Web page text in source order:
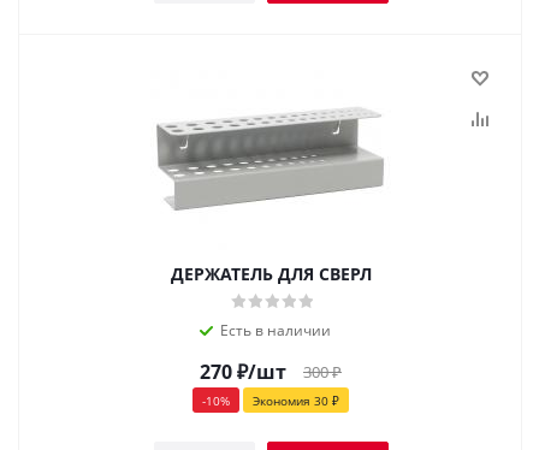
ДЕРЖАТЕЛЬ ДЛЯ СВЕРЛ
Есть в наличии
270₽/шт 300₽
-10% Экономия 30 ₽